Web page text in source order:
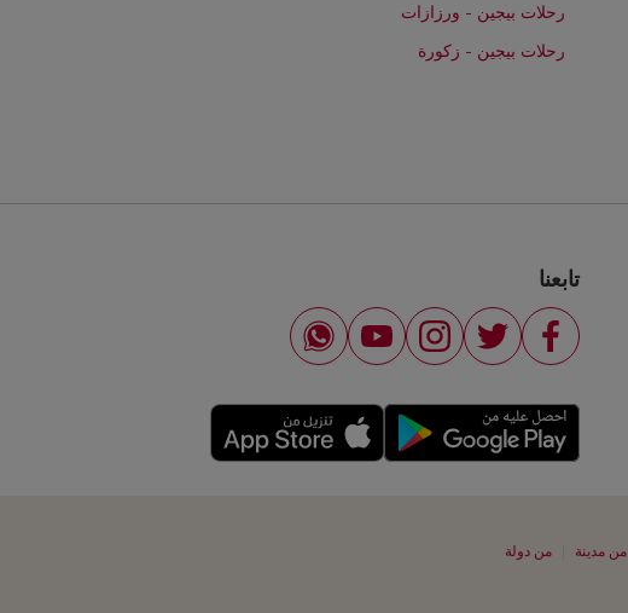
رحلات بيجين - ورزازات
رحلات بيجين - زكورة
تابعنا
من مدينة من دولة